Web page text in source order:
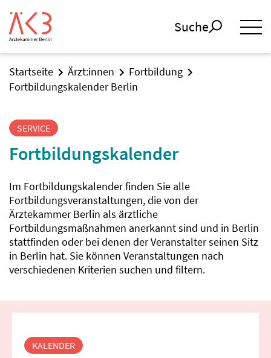
Suche
Startseite Ärzt:innen
Fortbildung
Fortbildungskalender Berlin
SERVICE
Fortbildungskalender
Im Fortbildungskalender finden Sie alle
Fortbildungsveranstaltungen, die von der
Ärztekammer Berlin als ärztliche
Fortbildungsmaßnahmen anerkannt sind und in Berlin
stattfinden oder bei denen der Veranstalter seinen Sitz
in Berlin hat. Sie können Veranstaltungen nach
verschiedenen Kriterien suchen und filtern.
Fortbildungssuche
KALENDER